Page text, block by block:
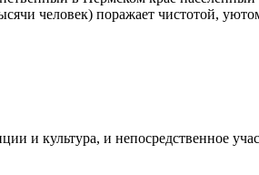
человек) поражает чистотой,
и культура, и непосредственное